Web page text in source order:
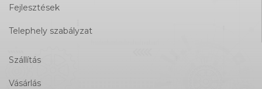
Fejlesztések
Telephely szabályzat
Szállítás
Vásárlás